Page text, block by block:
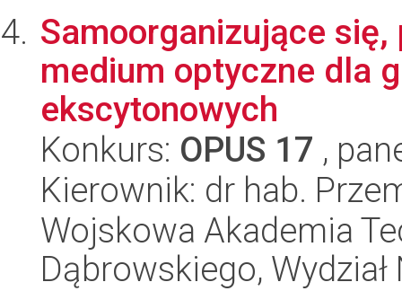
Samoorganizujące
medium optyczne dla
ekscytonowych
Konkurs: OPUS 17 ,
Kierownik: dr hab.
Wojskowa Akademia
Dąbrowskiego,